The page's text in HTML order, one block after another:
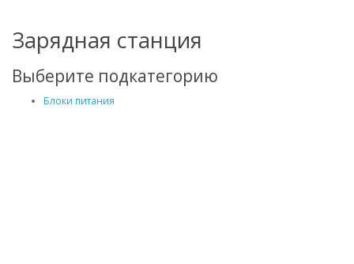
Зарядная станция
Выберите подкатегорию
Блоки питания